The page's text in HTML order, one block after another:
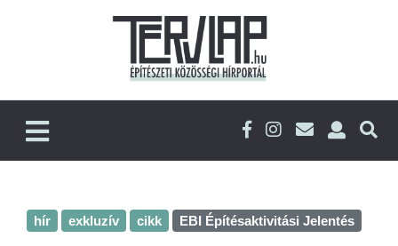
hír exkluzív cikk EBI Építésaktivitási Jelentés